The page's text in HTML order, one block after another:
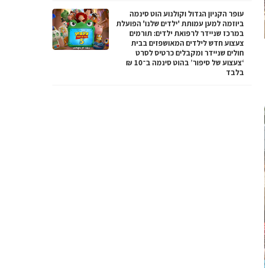
עופר הקניון הגדול וקולנוע הוט סינמה
ביוזמה למען עמותת 'ילדים שלנו' הפועלת
במרכז שניידר לרפואת ילדים: תורמים
צעצוע חדש לילדים המאושפזים בבית
חולים שניידר ומקבלים כרטיס לסרט
‘צעצוע של סיפור’ בהוט סינמה ב־10 ₪
בלבד